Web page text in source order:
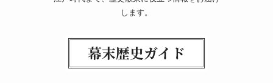
します。